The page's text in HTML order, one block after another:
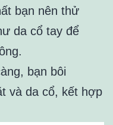
bạn nên thử
da cổ tay để
bạn bôi
và da cổ, kết hợp